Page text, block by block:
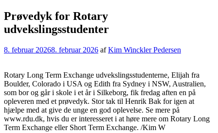
Prøvedyk for Rotary
udvekslingsstudenter
8. februar 20268. februar 2026 afKim Winckler Pedersen
Rotary Long Term Exchange udvekslingsstudenterne, Elijah fra
Boulder, Colorado i USA og Edith fra Sydney i NSW, Australien,
som bor og går i skole i et år i Silkeborg, fik fredag aften en på
opleveren med et prøvedyk. Stor tak til Henrik Bak for igen at
hjælpe med at give de unge en god oplevelse. Se mere på
www.rdu.dk, hvis du er interesseret i at høre mere om Rotary Long
Term Exchange eller Short Term Exchange. /Kim W